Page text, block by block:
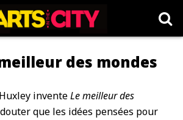
des mondes
inventeLe meilleur des
que les idées pensées pour